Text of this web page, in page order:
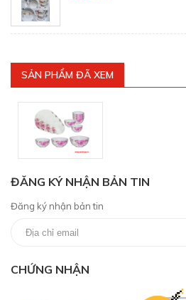
SẢN PHẨM ĐÃ XEM
ĐĂNG KÝ NHẬN BẢN TIN
Đăng ký nhận bản tin
CHỨNG NHẬN